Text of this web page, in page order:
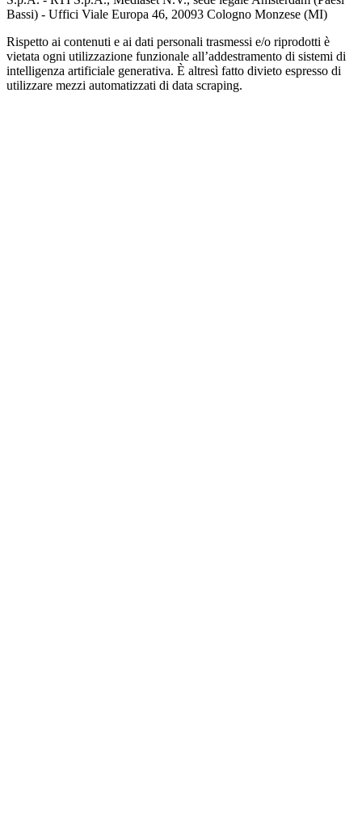
Bassi) - Uffici Viale Europa 46, 20093 Cologno Monzese (MI)
Rispetto ai contenuti e ai dati personali trasmessi e/o riprodotti è
vietata ogni utilizzazione funzionale all’addestramento di sistemi di
intelligenza artificiale generativa. È altresì fatto divieto espresso di
utilizzare mezzi automatizzati di data scraping.